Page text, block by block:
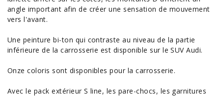
angle important afin de créer une sensation de mouvement
vers l'avant.
Une peinture bi-ton qui contraste au niveau de la partie
inférieure de la carrosserie est disponible sur le SUV Audi.
Onze coloris sont disponibles pour la carrosserie.
Avec le pack extérieur S line, les pare-chocs, les garnitures